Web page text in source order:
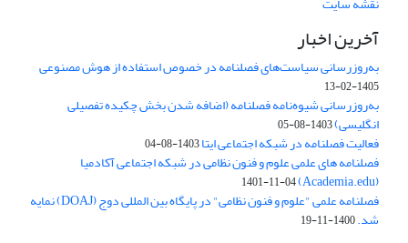
آخرین اخبار
به‌روزرسانی سیاست‌های فصلنامه در خصوص استفاده از هوش مصنوعی
1405-02-13
به‌روزرسانی شیوه‌نامه فصلنامه (اضافه شدن بخش چکیده تفصیلی
انگلیسی)1403-08-05
فعالیت فصلنامه در شبکه اجتماعی ایتا1403-08-04
فصلنامه های علمی علوم و فنون نظامی در شبکه اجتماعی آکادمیا
(Academia.edu)
1401-11-04
فصلنامه علمی "علوم و فنون نظامی" در پایگاه بین المللی دوج (DOAJ) نمایه
شد.1400-11-19